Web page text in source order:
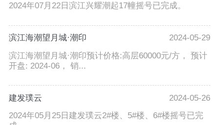
2024年07月22日滨江兴耀潮起17幢摇号已完成。
滨江海潮望月城·潮印
2024-05-29
滨江海潮望月城·潮印预计价格:高层60000元/方， 预计
开盘: 2024-06， 销...
建发璞云
2024-05-26
2024年05月25日建发璞云2#楼、5#楼、6#楼摇号已完